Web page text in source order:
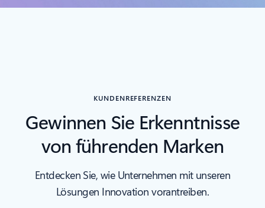
KUNDENREFERENZEN
Gewinnen Sie Erkenntnisse
von führenden Marken
Entdecken Sie, wie Unternehmen mit unseren
Lösungen Innovation vorantreiben.